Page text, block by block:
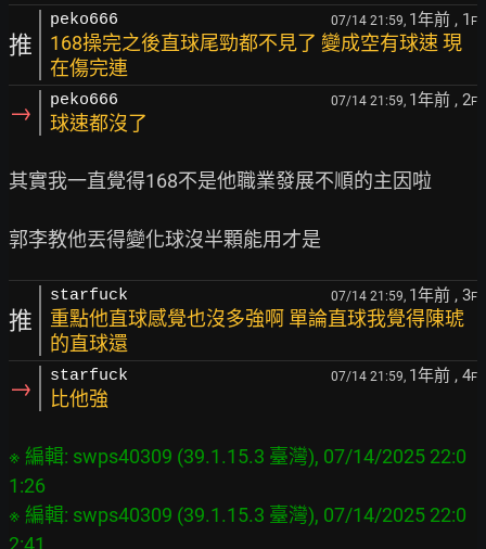
推
peko666 07/14 21:59, 1年前 , 1 F
168操完之後直球尾勁都不見了 變成空有球速 現
在傷完連
→ peko666 07/14 21:59, 1年前 , 2F
球速都沒了
其實我一直覺得168不是他職業發展不順的主因啦
推
starfuck 07/14 21:59, 1年前 , 3F
重點他直球感覺也沒多強啊 單論直球我覺得陳琥
的直球還
→ starfuck 07/14 21:59, 1年前 , 4F
比他強
※ 編輯: swps40309 (39.1.15.3 臺灣), 07/14/2025 22:0
1:26
※ 編輯: swps40309 (39.1.15.3 臺灣), 07/14/2025 22:0